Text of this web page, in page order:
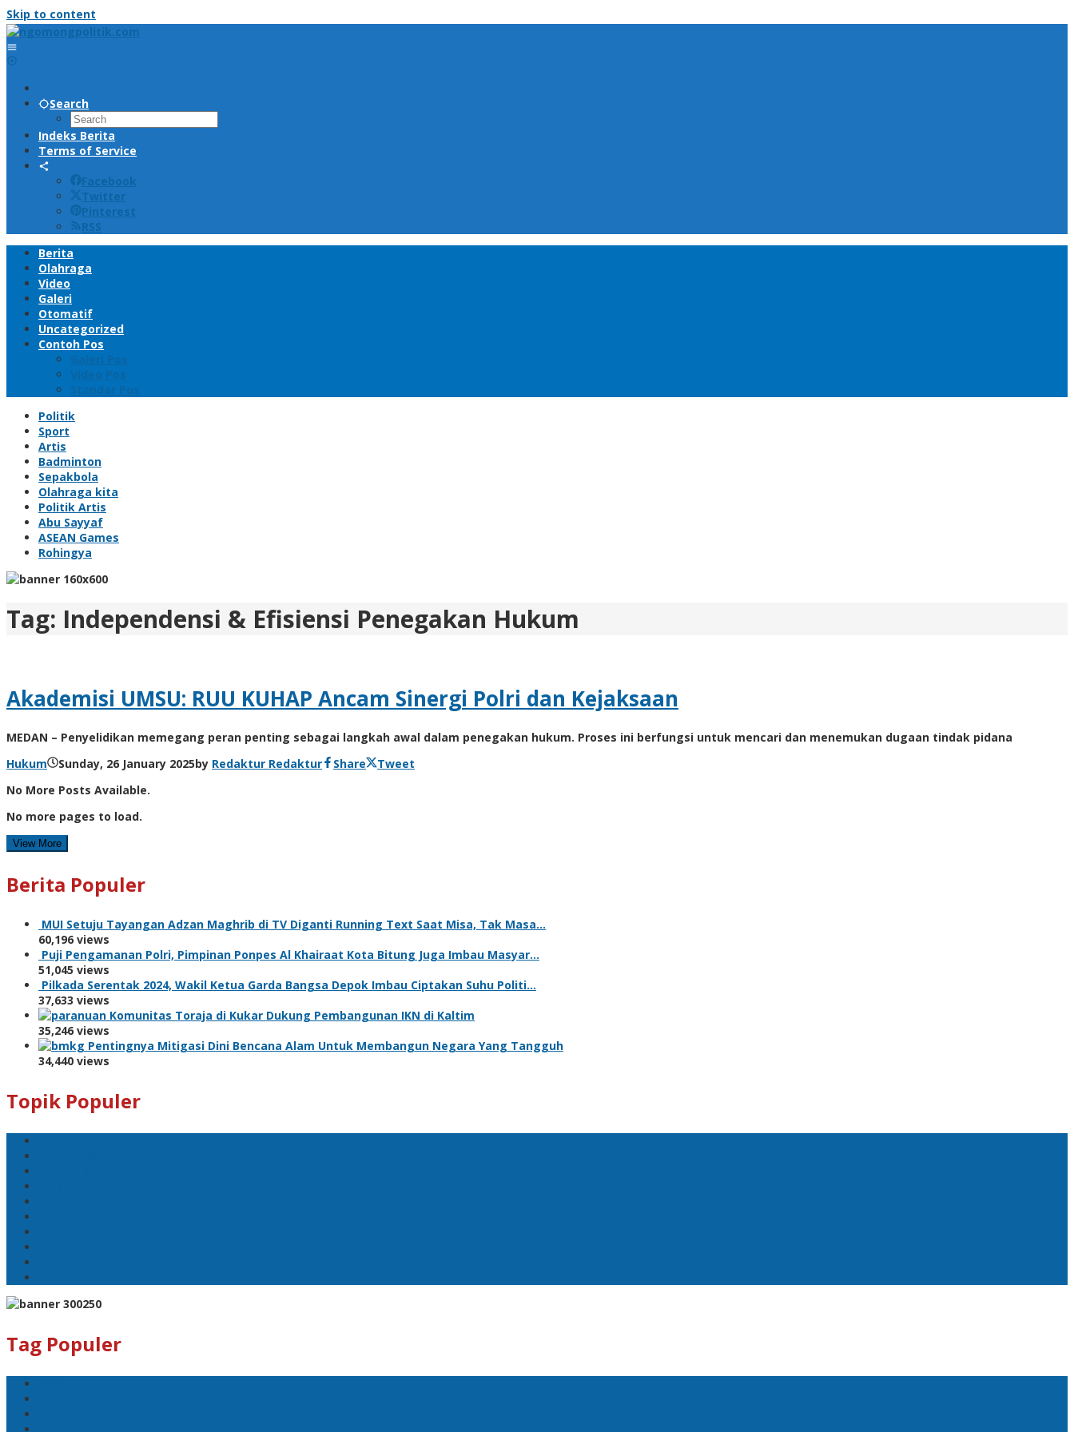
Skip to content
Search
Indeks Berita
Terms of Service
Facebook
Twitter
Pinterest
RSS
Berita
Olahraga
Video
Galeri
Otomatif
Uncategorized
Contoh Pos
Galeri Pos
Video Pos
Standar Pos
Politik
Sport
Artis
Badminton
Sepakbola
Olahraga kita
Politik Artis
Abu Sayyaf
ASEAN Games
Rohingya
Tag: Independensi & Efisiensi Penegakan Hukum
Akademisi UMSU: RUU KUHAP Ancam Sinergi Polri dan Kejaksaan
MEDAN – Penyelidikan memegang peran penting sebagai langkah awal dalam penegakan hukum. Proses ini berfungsi untuk mencari dan menemukan dugaan tindak pidana
Hukum
Sunday, 26 January 2025by Redaktur Redaktur Share
Tweet
No More Posts Available.
No more pages to load.
View More
Berita Populer
MUI Setuju Tayangan Adzan Maghrib di TV Diganti Running Text Saat Misa, Tak Masa…
60,196 views
Puji Pengamanan Polri, Pimpinan Ponpes Al Khairaat Kota Bitung Juga Imbau Masyar…
51,045 views
Pilkada Serentak 2024, Wakil Ketua Garda Bangsa Depok Imbau Ciptakan Suhu Politi…
37,633 views
Komunitas Toraja di Kukar Dukung Pembangunan IKN di Kaltim
35,246 views
Pentingnya Mitigasi Dini Bencana Alam Untuk Membangun Negara Yang Tangguh
34,440 views
Topik Populer
Tag Populer